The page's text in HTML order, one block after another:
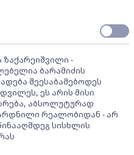
ზაქარეიშვილი -
ბარამიძის
შეესაბამებოდეს
ეს არის მისი
აბსოლუტურად
რეალობიდან - არ
სისხლის